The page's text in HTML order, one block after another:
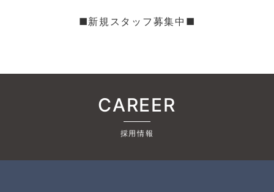
■新規スタッフ募集中■
CAREER
採用情報